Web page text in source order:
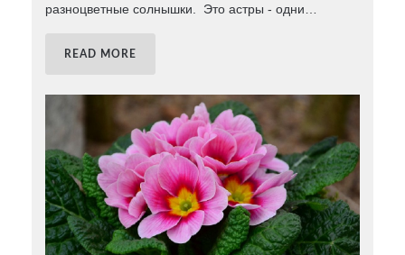
разноцветные солнышки. Это астры - одни
READ MORE